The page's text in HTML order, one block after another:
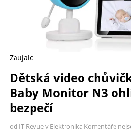
Zaujalo
Dětská video
Baby Monitor N3
bezpečí
od IT Revue v Elektronika Komentáře